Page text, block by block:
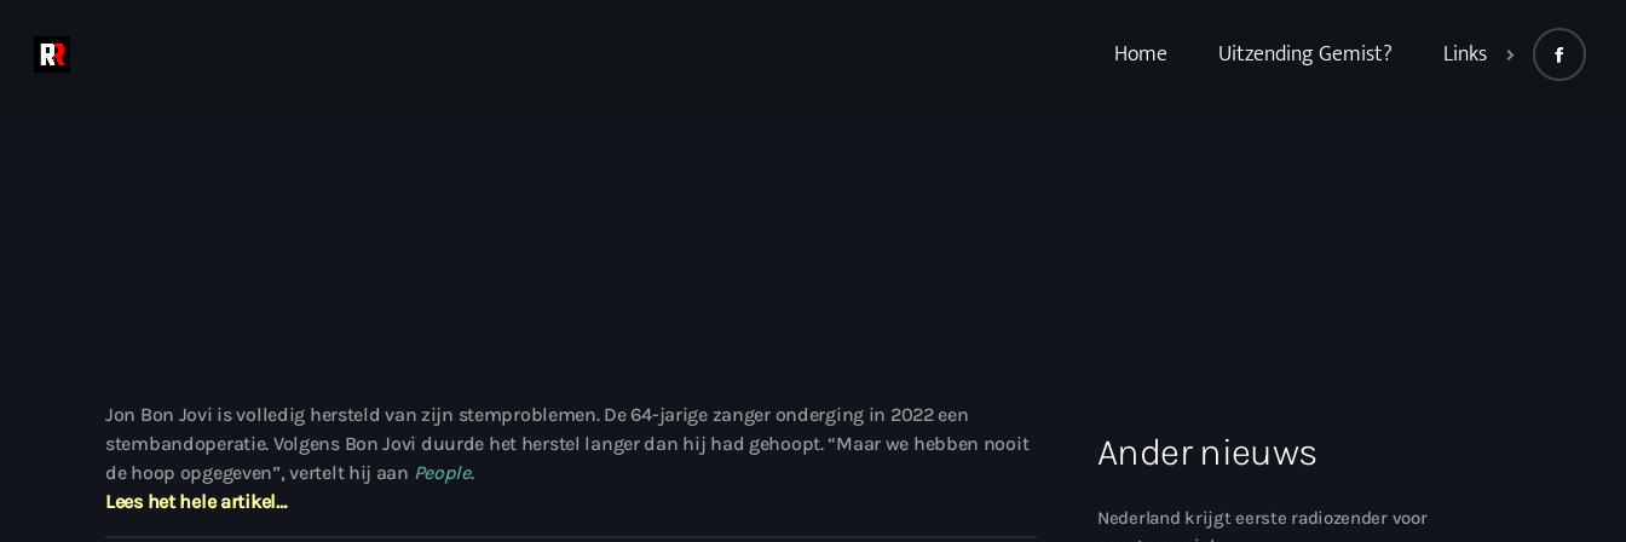
Home Uitzending Gemist? Links
Jon Bon Jovi is volledig hersteld van zijn stemproblemen. De 64-jarige zanger onderging in 2022 een
stembandoperatie. Volgens Bon Jovi duurde het herstel langer dan hij had gehoopt. “Maar we hebben nooit
de hoop opgegeven”, vertelt hij aan People.
Lees het hele artikel…
Ander nieuws
Nederland krijgt eerste radiozender voor